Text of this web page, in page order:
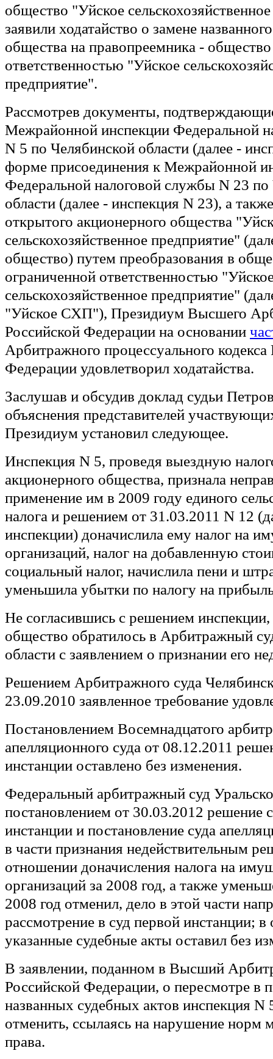
общество "Уйское
заявили ходатайство о замене
общества на правопреемника -
ответственностью "Уйское
предприятие".
Рассмотрев документы,
Межрайонной инспекции Федеральной
N 5 по Челябинской области (далее -
форме присоединения к Межрайонной
Федеральной налоговой службы N 23 по
области (далее - инспекция N 23), а
открытого акционерного общества
сельскохозяйственное предприятие"
общество) путем преобразования в
ограниченной ответственностью
сельскохозяйственное предприятие"
"Уйское СХП"), Президиум Высшего
Российской Федерации на основании
Арбитражного процессуального кодекса
Федерации удовлетворил ходатайства.
Заслушав и обсудив доклад судьи
объяснения представителей
Президиум установил следующее.
Инспекция N 5, проведя выездную
акционерного общества, признала
применение им в 2009 году единого
налога и решением от 31.03.2011 N 12
инспекции) доначислила ему налог на
организаций, налог на добавленную
социальный налог, начислила пени и
уменьшила убытки по налогу на
Не согласившись с решением
общество обратилось в Арбитражный
области с заявлением о признании его
Решением Арбитражного суда
23.09.2010 заявленное требование
Постановлением Восемнадцатого
апелляционного суда от 08.12.2011
инстанции оставлено без изменения.
Федеральный арбитражный суд
постановлением от 30.03.2012 решение
инстанции и постановление суда
в части признания недействительным
отношении доначисления налога на
организаций за 2008 год, а также
2008 год отменил, дело в этой части
рассмотрение в суд первой инстанции; в
указанные судебные акты оставил без
В заявлении, поданном в Высший
Российской Федерации, о пересмотре в
названных судебных актов инспекция N
отменить, ссылаясь на нарушение норм
права.